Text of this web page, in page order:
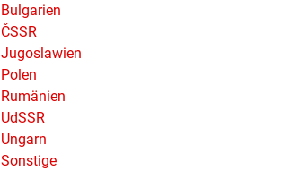
Bulgarien
ČSSR
Jugoslawien
Polen
Rumänien
UdSSR
Ungarn
Sonstige